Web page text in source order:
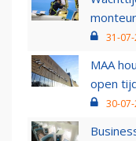
31-
MAA
open
30-